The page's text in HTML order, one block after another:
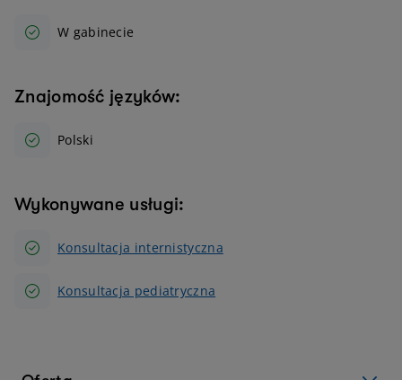
W gabinecie
Znajomość języków:
Polski
Wykonywane usługi:
Konsultacja internistyczna
Konsultacja pediatryczna